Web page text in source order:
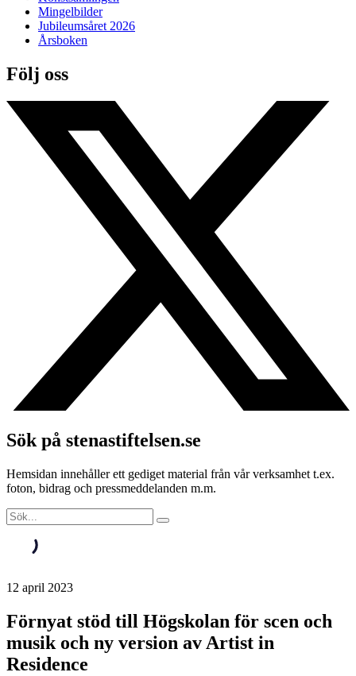
Mingelbilder
Jubileumsåret 2026
Årsboken
Följ oss
Sök på stenastiftelsen.se
Hemsidan innehåller ett gediget material från vår verksamhet t.ex.
foton, bidrag och pressmeddelanden m.m.
12 april 2023
Förnyat stöd till Högskolan för scen och
musik och ny version av Artist in
Residence